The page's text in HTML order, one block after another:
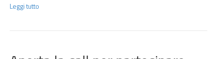
Leggi tutto